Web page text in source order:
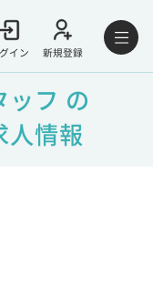
イン 新規登録
ッフ の
人情報